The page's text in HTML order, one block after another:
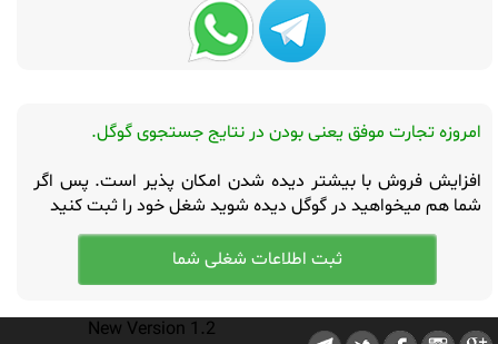
امروزه تجارت موفق یعنی بودن در نتایج جستجوی گوگل.
افزایش فروش با بیشتر دیده شدن امکان پذیر است. پس اگر
شما هم میخواهید در گوگل دیده شوید شغل خود را ثبت کنید
New Version 1.2